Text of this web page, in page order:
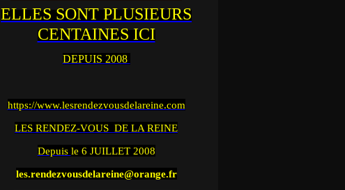
ELLES SONT PLUSIEURS
CENTAINES ICI
DEPUIS 2008
https://www.lesrendezvousdelareine.com
LES RENDEZ-VOUS DE LA REINE
Depuis le 6 JUILLET 2008
les.rendezvousdelareine@orange.fr